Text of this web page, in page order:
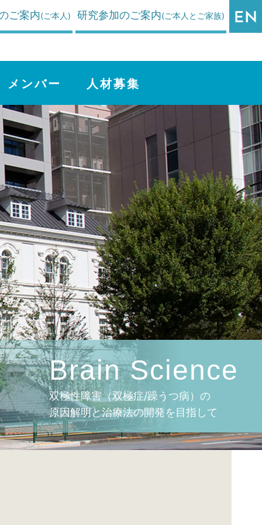
メンバー 人材募集
ご案内(ご本人) 研究参加のご案内(ご本人とご家族)
Brain Science
双極性障害（双極症/躁うつ病）の
原因解明と治療法の開発を目指して